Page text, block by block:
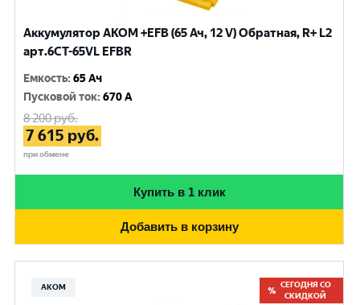
Аккумулятор AKOM +EFB (65 Ач, 12 V) Обратная, R+ L2
арт.6CT-65VL EFBR
Емкость:65 Ач
Пусковой ток:670 A
8 200руб.
7 615 руб.
при обмене
Купить в 1 клик
Добавить в корзину
АКОМ
СЕГОДНЯ СО
СКИДКОЙ